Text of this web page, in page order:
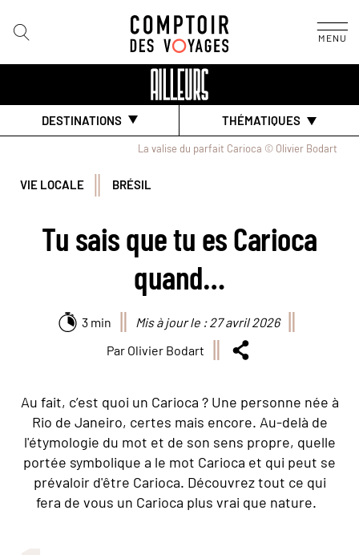
MENU
DESTINATIONS THÉMATIQUES
La valise du parfait Carioca © Olivier Bodart
VIE LOCALE BRÉSIL
Tu sais que tu es Carioca
quand…
3 min
Mis à jour le : 27 avril 2026
Par Olivier Bodart
Au fait, c’est quoi un Carioca ? Une personne née à
Rio de Janeiro, certes mais encore. Au-delà de
l'étymologie du mot et de son sens propre, quelle
portée symbolique a le mot Carioca et qui peut se
prévaloir d'être Carioca. Découvrez tout ce qui
fera de vous un Carioca plus vrai que nature.